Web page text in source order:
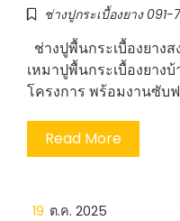
ช่างปูกระเบื้องยาง
ช่างปูพื้นกระเบื้องยาง
เหมาปูพื้นกระเบื้องยาง
โครงการ พร้อมงานซับ
Read More
19 ต.ค. 2025